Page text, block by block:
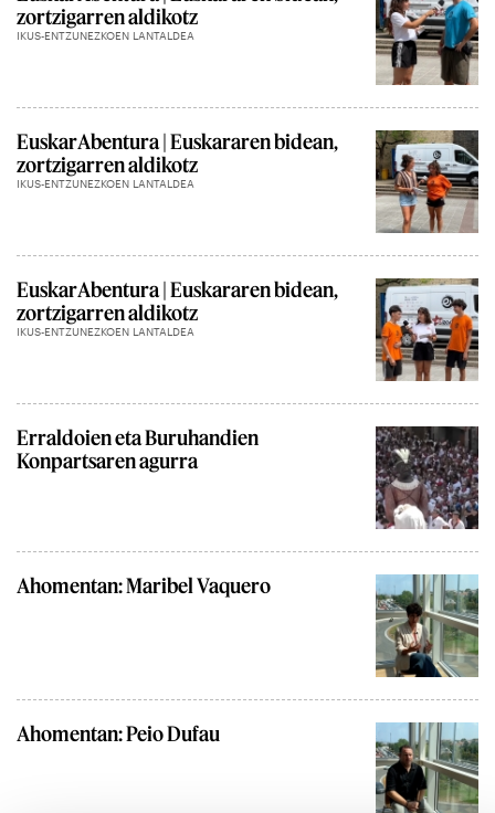
zortzigarren aldikotz
IKUS-ENTZUNEZKOEN LANTALDEA
EuskarAbentura | Euskararen bidean,
zortzigarren aldikotz
IKUS-ENTZUNEZKOEN LANTALDEA
EuskarAbentura | Euskararen bidean,
zortzigarren aldikotz
IKUS-ENTZUNEZKOEN LANTALDEA
Erraldoien eta Buruhandien
Konpartsaren agurra
Ahomentan: Maribel Vaquero
Ahomentan: Peio Dufau